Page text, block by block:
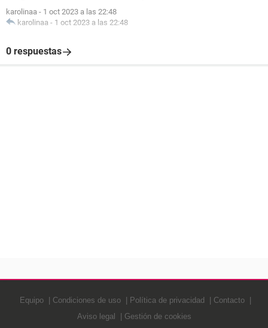
karolinaa - 1 oct 2023 a las 22:48
karolinaa - 1 oct 2023 a las 22:48
0 respuestas
Equipo Condiciones de uso Política de privacidad
Contacto
Aviso legal
Gestión de cookies